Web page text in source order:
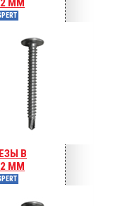
В
2 ММ
Покрытие Ruspert